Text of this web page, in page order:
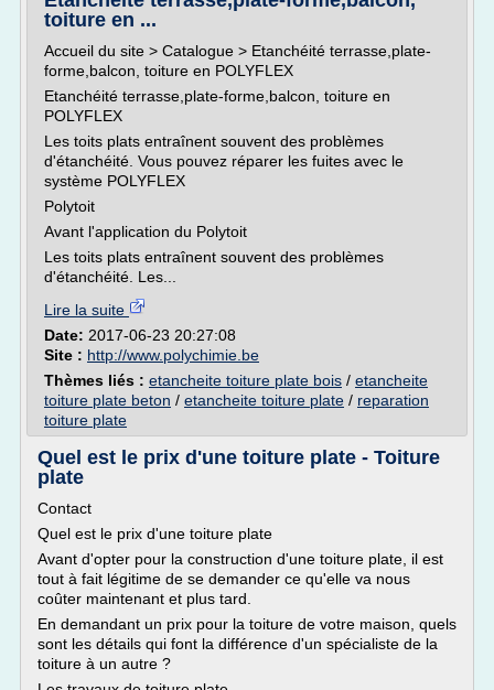
toiture en ...
Accueil du site > Catalogue > Etanchéité terrasse,plate-
forme,balcon, toiture en POLYFLEX
Etanchéité terrasse,plate-forme,balcon, toiture en
POLYFLEX
Les toits plats entraînent souvent des problèmes
d'étanchéité. Vous pouvez réparer les fuites avec le
système POLYFLEX
Polytoit
Avant l'application du Polytoit
Les toits plats entraînent souvent des problèmes
d'étanchéité. Les...
Lire la suite
Date: 2017-06-23 20:27:08
Site : http://www.polychimie.be
Thèmes liés : etancheite toiture plate bois / etancheite
toiture plate beton / etancheite toiture plate / reparation
toiture plate
Quel est le prix d'une toiture plate - Toiture
plate
Contact
Quel est le prix d'une toiture plate
Avant d'opter pour la construction d'une toiture plate, il est
tout à fait légitime de se demander ce qu'elle va nous
coûter maintenant et plus tard.
En demandant un prix pour la toiture de votre maison, quels
sont les détails qui font la différence d'un spécialiste de la
toiture à un autre ?